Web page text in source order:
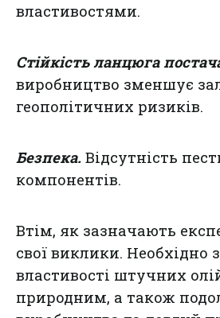
властивостями.
Стійкість ланцюга
виробництво зменшує
геополітичних ризиків.
Безпека. Відсутність
компонентів.
Втім, як зазначають
свої виклики. Необхідно
властивості штучних
природним, а також